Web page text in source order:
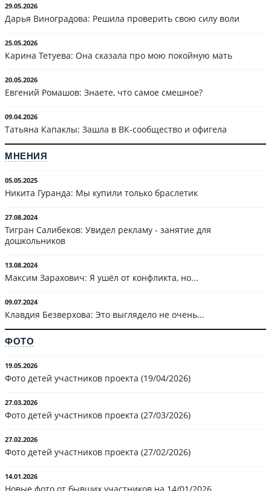
29.05.2026
Дарья Виноградова: Решила проверить свою силу воли
25.05.2026
Карина Тетуева: Она сказала про мою покойную мать
20.05.2026
Евгений Ромашов: Знаете, что самое смешное?
09.04.2026
Татьяна Капаклы: Зашла в ВК-сообщество и офигела
МНЕНИЯ
05.05.2025
Никита Гуранда: Мы купили только браслетик
27.08.2024
Тигран Салибеков: Увидел рекламу - занятие для
дошкольников
13.08.2024
Максим Зарахович: Я ушёл от конфликта, но...
09.07.2024
Клавдия Безверхова: Это выглядело не очень...
ФОТО
19.05.2026
Фото детей участников проекта (19/04/2026)
27.03.2026
Фото детей участников проекта (27/03/2026)
27.02.2026
Фото детей участников проекта (27/02/2026)
14.01.2026
Новые фото от бывших участников на 14/01/2026